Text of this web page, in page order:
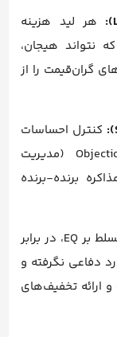
هر لید هزینه
نتواند هیجان،
گران‌قیمت را از
کنترل احساسات
باعث می‌شود جلسات Objection Handling (مدیریت
برنده-برنده
کارشناسان مسلط بر EQ، در برابر
دفاعی نگرفته و
ارائه تخفیف‌های